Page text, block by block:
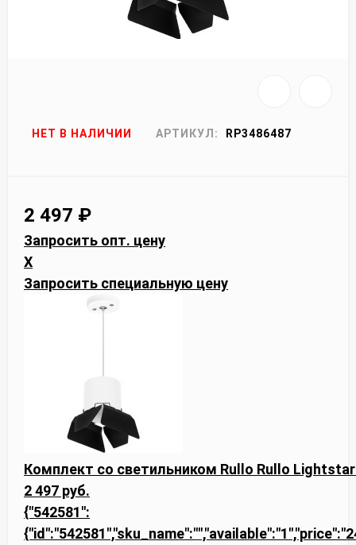
НЕТ В НАЛИЧИИ АРТИКУЛ: RP3486487
2 497 ₽
Запросить опт. цену
X
Запросить специальную цену
Комплект со светильником Rullo Rullo Lightstar
2 497 руб.
{"542581":